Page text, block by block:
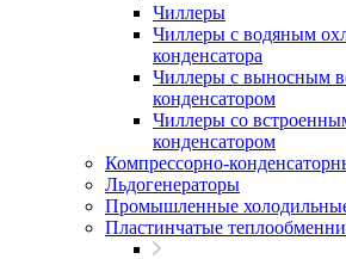
Чиллеры
Чиллеры с водяным
конденсатора
Чиллеры с выносным
конденсатором
Чиллеры со
конденсатором
Компрессорно-
Льдогенераторы
Промышленные
Пластинчатые